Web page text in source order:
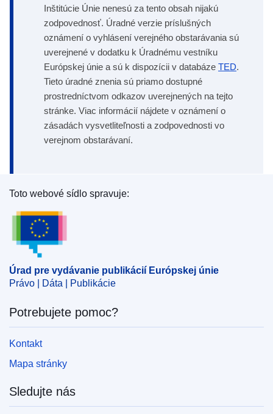
Inštitúcie Únie nenesú za tento obsah nijakú
zodpovednosť. Úradné verzie príslušných
oznámení o vyhlásení verejného obstarávania sú
uverejnené v dodatku k Úradnému vestníku
Európskej únie a sú k dispozícii v databáze TED.
Tieto úradné znenia sú priamo dostupné
prostredníctvom odkazov uverejnených na tejto
stránke. Viac informácií nájdete v oznámení o
zásadách vysvetliteľnosti a zodpovednosti vo
verejnom obstarávaní.
Úrad pre vydávanie publikácií Európskej únie
Toto webové sídlo spravuje:
Úrad pre vydávanie publikácií Európskej únie
Právo | Dáta | Publikácie
Potrebujete pomoc?
Kontakt
Mapa stránky
Sledujte nás